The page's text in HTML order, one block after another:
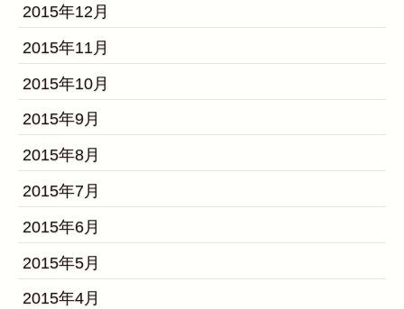
2015年12月
2015年11月
2015年10月
2015年9月
2015年8月
2015年7月
2015年6月
2015年5月
2015年4月